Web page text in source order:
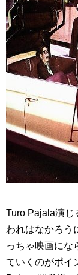
Turo Pajala演じ
われはなかろう
っちゃ映画にな
ていくのがポイ